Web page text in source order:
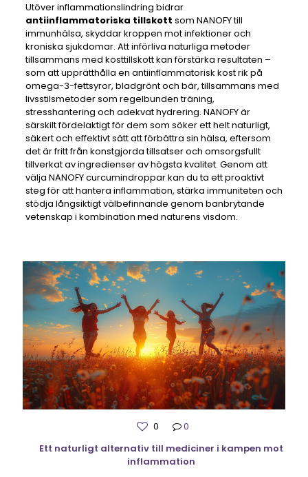
Utöver inflammationslindring bidrar
antiinflammatoriska tillskott som NANOFY till
immunhälsa, skyddar kroppen mot infektioner och
kroniska sjukdomar. Att införliva naturliga metoder
tillsammans med kosttillskott kan förstärka resultaten –
som att upprätthålla en antiinflammatorisk kost rik på
omega-3-fettsyror, bladgrönt och bär, tillsammans med
livsstilsmetoder som regelbunden träning,
stresshantering och adekvat hydrering. NANOFY är
särskilt fördelaktigt för dem som söker ett helt naturligt,
säkert och effektivt sätt att förbättra sin hälsa, eftersom
det är fritt från konstgjorda tillsatser och omsorgsfullt
tillverkat av ingredienser av högsta kvalitet. Genom att
välja NANOFY curcumindroppar kan du ta ett proaktivt
steg för att hantera inflammation, stärka immuniteten och
stödja långsiktigt välbefinnande genom banbrytande
vetenskap i kombination med naturens visdom.
0
0
Ett naturligt alternativ till mediciner i kampen mot
inflammation